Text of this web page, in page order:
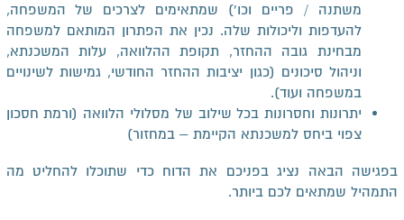
משתנה / פריים וכו') שמתאימים לצרכים של המשפחה,
להעדפות וליכולות שלה. נכין את הפתרון המותאם למשפחה
מבחינת גובה ההחזר, תקופת ההלוואה, עלות המשכנתא,
וניהול סיכונים (כגון יציבות ההחזר החודשי, גמישות לשינויים
במשפחה ועוד).
יתרונות וחסרונות בכל שילוב של מסלולי הלוואה (ורמת חסכון
צפוי ביחס למשכנתא הקיימת – במחזור)
בפגישה הבאה נציג בפניכם את הדוח כדי שתוכלו להחליט מה
התמהיל שמתאים לכם ביותר.